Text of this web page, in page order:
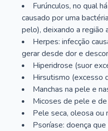
Furúnculos, no qual
causado por uma
pelo), deixando a região
Herpes: infecção
gerar desde dor e
Hiperidrose (suor
Hirsutismo (excesso
Manchas na pele e
Micoses de pele e de
Pele seca, oleosa ou
Psoríase: doença